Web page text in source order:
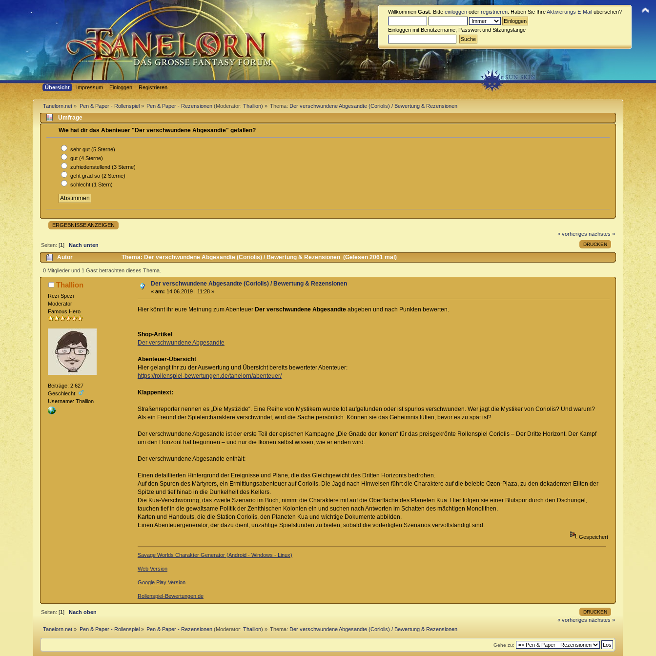
Willkommen Gast . Bitte einloggen oder registrieren . Haben Sie IhreAktivierungs E-Mail übersehen?
Einloggen mit Benutzername, Passwort und Sitzungslänge
Übersicht Impressum Einloggen Registrieren
Tanelorn.net » Pen & Paper - Rollenspiel» Pen & Paper - Rezensionen (Moderator:Thallion) » Thema: Der verschwundene Abgesandte (Coriolis) / Bewertung & Rezensionen
Umfrage
Wie hat dir das Abenteuer "Der verschwundene Abgesandte" gefallen?
sehr gut (5 Sterne)
gut (4 Sterne)
zufriedenstellend (3 Sterne)
geht grad so (2 Sterne)
schlecht (1 Stern)
ERGEBNISSE ANZEIGEN
« vorheriges nächstes »
DRUCKEN
Seiten: [1]Nach unten
Autor Thema: Der verschwundene Abgesandte (Coriolis) / Bewertung & Rezensionen (Gelesen 2061 mal)
0 Mitglieder und 1 Gast betrachten dieses Thema.
Thallion
Rezi-Spezi
Moderator
Famous Hero
Beiträge: 2.627
Geschlecht:
Username: Thallion
Der verschwundene Abgesandte (Coriolis) / Bewertung & Rezensionen
«am: 14.06.2019 | 11:28 »
Hier könnt ihr eure Meinung zum Abenteuer Der verschwundene Abgesandteabgeben und nach Punkten bewerten.
Shop-Artikel
Der verschwundene Abgesandte
Abenteuer-Übersicht
Hier gelangt ihr zu der Auswertung und Übersicht bereits bewerteter Abenteuer:
https://rollenspiel-bewertungen.de/tanelorn/abenteuer/
Klappentext:
Straßenreporter nennen es „Die Mystizide“. Eine Reihe von Mystikern wurde tot aufgefunden oder ist spurlos verschwunden. Wer jagt die Mystiker von Coriolis? Und warum?
Als ein Freund der Spielercharaktere verschwindet, wird die Sache persönlich. Können sie das Geheimnis lüften, bevor es zu spät ist?
Der verschwundene Abgesandte ist der erste Teil der epischen Kampagne „Die Gnade der Ikonen“ für das preisgekrönte Rollenspiel Coriolis – Der Dritte Horizont. Der Kampf
um den Horizont hat begonnen – und nur die Ikonen selbst wissen, wie er enden wird.
Der verschwundene Abgesandte enthält:
Einen detaillierten Hintergrund der Ereignisse und Pläne, die das Gleichgewicht des Dritten Horizonts bedrohen.
Auf den Spuren des Märtyrers, ein Ermittlungsabenteuer auf Coriolis. Die Jagd nach Hinweisen führt die Charaktere auf die belebte Ozon-Plaza, zu den dekadenten Eliten der
Spitze und tief hinab in die Dunkelheit des Kellers.
Die Kua-Verschwörung, das zweite Szenario im Buch, nimmt die Charaktere mit auf die Oberfläche des Planeten Kua. Hier folgen sie einer Blutspur durch den Dschungel,
tauchen tief in die gewaltsame Politik der Zenithischen Kolonien ein und suchen nach Antworten im Schatten des mächtigen Monolithen.
Karten und Handouts, die die Station Coriolis, den Planeten Kua und wichtige Dokumente abbilden.
Einen Abenteuergenerator, der dazu dient, unzählige Spielstunden zu bieten, sobald die vorfertigten Szenarios vervollständigt sind.
Gespeichert
Savage Worlds Charakter Generator (Android - Windows - Linux)
Web Version
Google Play Version
Rollenspiel-Bewertungen.de
DRUCKEN
Seiten: [1]
Nach oben
« vorheriges nächstes »
Tanelorn.net » Pen & Paper - Rollenspiel» Pen & Paper - Rezensionen (Moderator:Thallion) » Thema: Der verschwundene Abgesandte (Coriolis) / Bewertung & Rezensionen
Gehe zu: